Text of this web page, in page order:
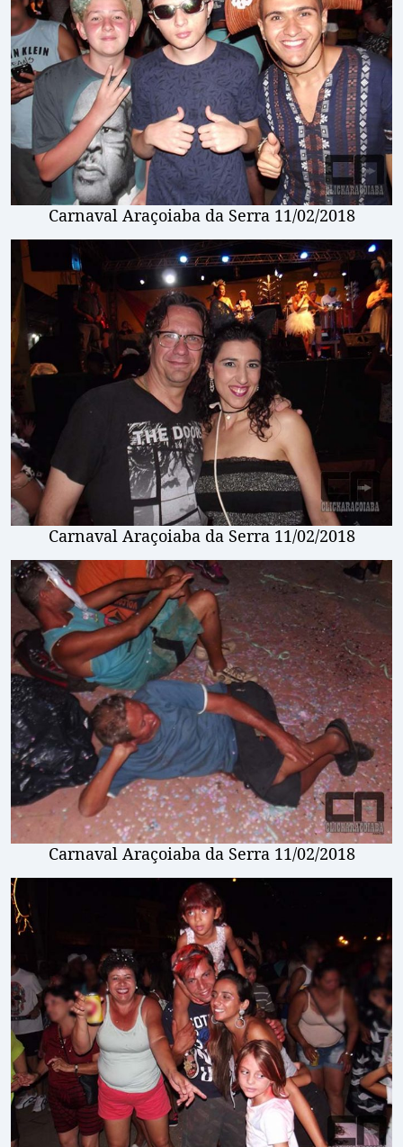
Carnaval Araçoiaba da Serra 11/02/2018
Carnaval Araçoiaba da Serra 11/02/2018
Carnaval Araçoiaba da Serra 11/02/2018